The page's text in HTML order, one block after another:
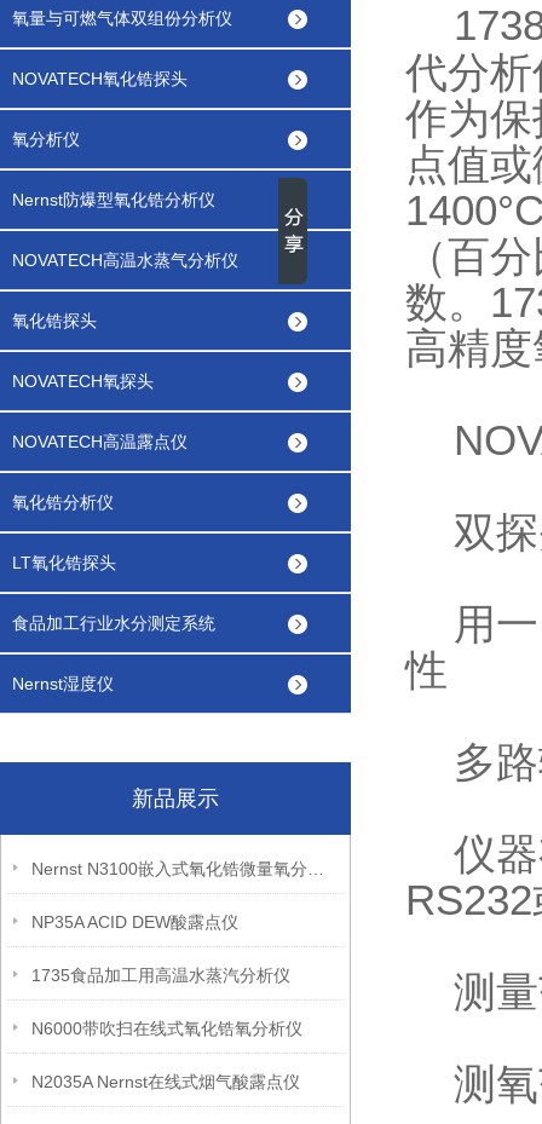
氧量与可燃气体双组份分析仪
NOVATECH氧化锆探头
氧分析仪
Nernst防爆型氧化锆分析仪
NOVATECH高温水蒸气分析仪
氧化锆探头
NOVATECH氧探头
NOVATECH高温露点仪
氧化锆分析仪
LT氧化锆探头
食品加工行业水分测定系统
Nernst湿度仪
新品展示
NP35A ACID DEW酸露点仪
1735食品加工用高温水蒸汽分析仪
N6000带吹扫在线式氧化锆氧分析仪
N2035A Nernst在线式烟气酸露点仪
代分
作为
点值
（百
数。
高精
双探
用一
性
多路
仪器
测量
测氧